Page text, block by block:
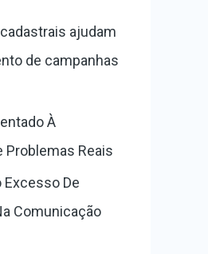
ajudam
de campanhas
À
Problemas Reais
Excesso De
Comunicação